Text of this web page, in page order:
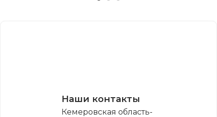
Наши контакты
Кемеровская область-